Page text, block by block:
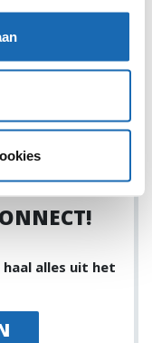
haal alles uit het